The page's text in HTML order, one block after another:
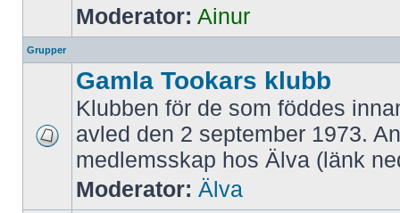
Moderator: Ainur
Grupper
Gamla Tookars klubb
Klubben för de som föddes
avled den 2 september 1973.
medlemsskap hos Älva (länk
Moderator: Älva